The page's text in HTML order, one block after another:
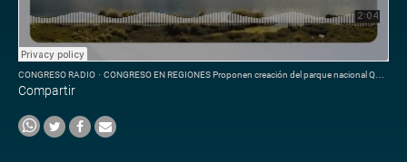
CONGRESO RADIO · CONGRESO EN REGIONES Proponen creación del parque nacional Quelccaya para proteger el mayor glaciar
Compartir